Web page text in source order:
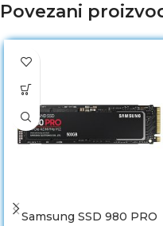
Povezani
Samsung SSD 980 PRO